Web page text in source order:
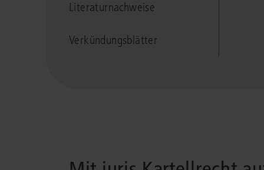
Literaturnachweise
Verkündungsblätter